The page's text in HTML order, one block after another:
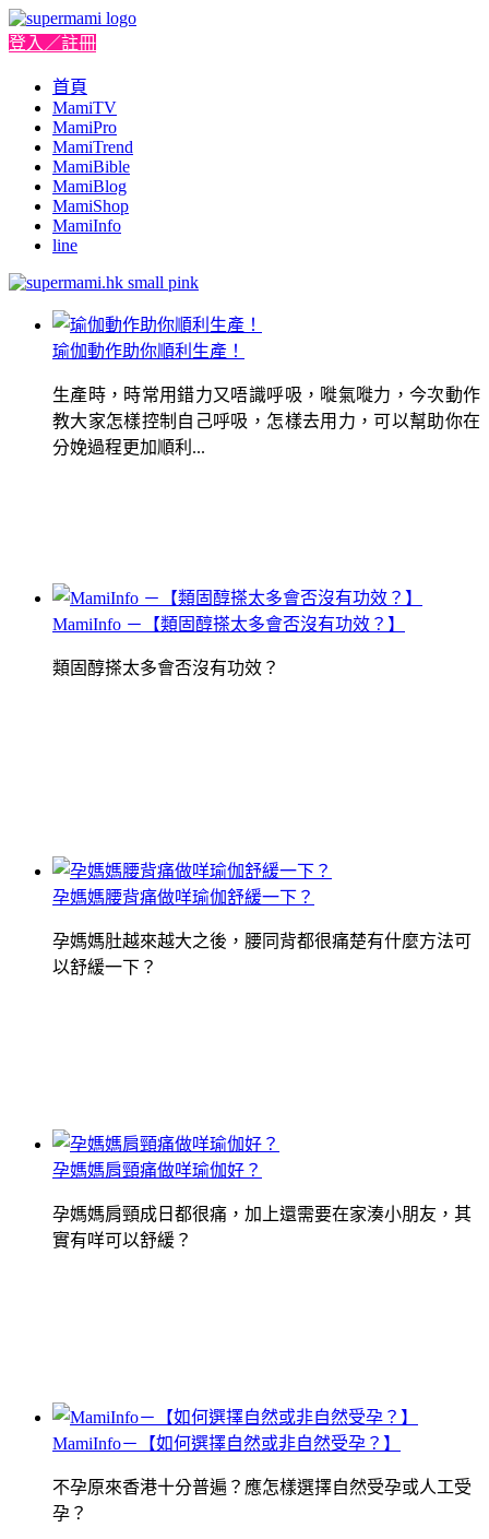
登入／註冊
首頁
MamiTV
MamiPro
MamiTrend
MamiBible
MamiBlog
MamiShop
MamiInfo
line
瑜伽動作助你順利生產！
生產時，時常用錯力又唔識呼吸，嘥氣嘥力，今次動作
教大家怎樣控制自己呼吸，怎樣去用力，可以幫助你在
分娩過程更加順利...
MamiInfo －【類固醇搽太多會否沒有功效？】
類固醇搽太多會否沒有功效？
孕媽媽腰背痛做咩瑜伽舒緩一下？
孕媽媽肚越來越大之後，腰同背都很痛楚有什麼方法可
以舒緩一下？
孕媽媽肩頸痛做咩瑜伽好？
孕媽媽肩頸成日都很痛，加上還需要在家湊小朋友，其
實有咩可以舒緩？
MamiInfo－【如何選擇自然或非自然受孕？】
不孕原來香港十分普遍？應怎樣選擇自然受孕或人工受
孕？